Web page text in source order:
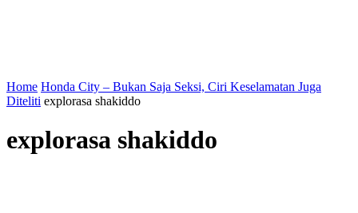
Home Honda City – Bukan Saja Seksi, Ciri Keselamatan Juga
Diteliti explorasa shakiddo
explorasa shakiddo